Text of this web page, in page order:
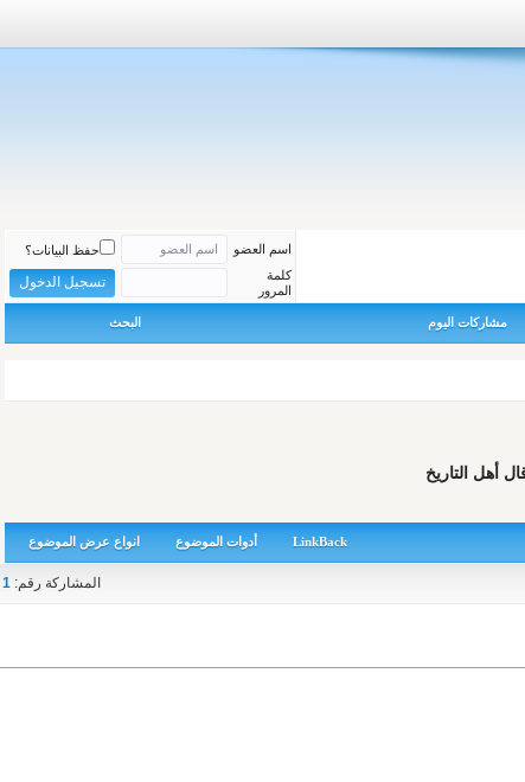
اسم العضو
حفظ البيانات؟
كلمة
المرور
مشاركات اليوم البحث
أهل التاريخ
LinkBack أدوات الموضوع انواع عرض الموضوع
المشاركة رقم: 1